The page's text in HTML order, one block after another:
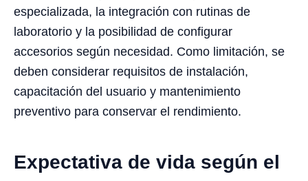
especializada, la integración con rutinas de
laboratorio y la posibilidad de configurar
accesorios según necesidad. Como limitación, se
deben considerar requisitos de instalación,
capacitación del usuario y mantenimiento
preventivo para conservar el rendimiento.
Expectativa de vida según el